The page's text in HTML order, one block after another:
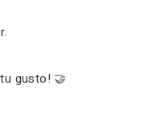
gusto! 🤝